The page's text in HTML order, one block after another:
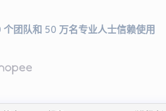
团队和 50 万名专业人士信赖使用